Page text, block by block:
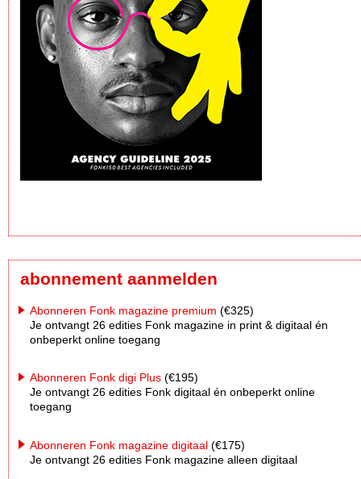
abonnement aanmelden
Abonneren Fonk magazine premium (€325)
Je ontvangt 26 edities Fonk magazine in print & digitaal én
onbeperkt online toegang
Abonneren Fonk digi Plus (€195)
Je ontvangt 26 edities Fonk digitaal én onbeperkt online
toegang
Abonneren Fonk magazine digitaal (€175)
Je ontvangt 26 edities Fonk magazine alleen digitaal